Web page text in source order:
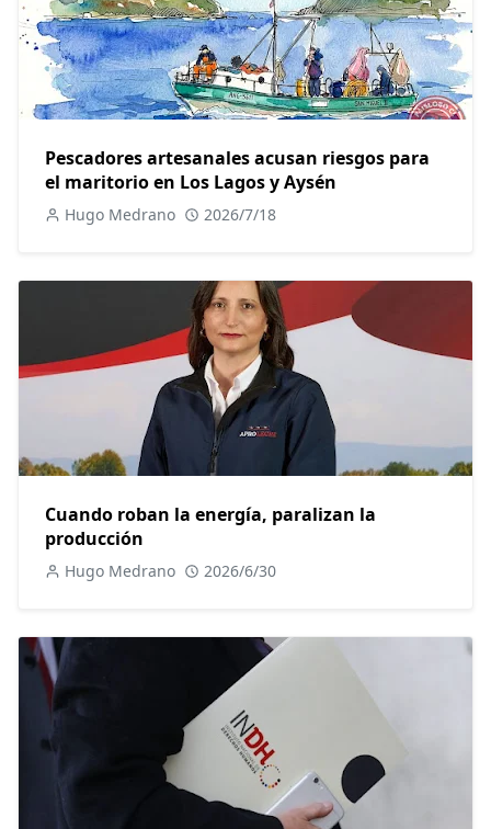
Pescadores artesanales acusan riesgos para
el maritorio en Los Lagos y Aysén
Hugo Medrano 2026/7/18
Cuando roban la energía, paralizan la
producción
Hugo Medrano 2026/6/30